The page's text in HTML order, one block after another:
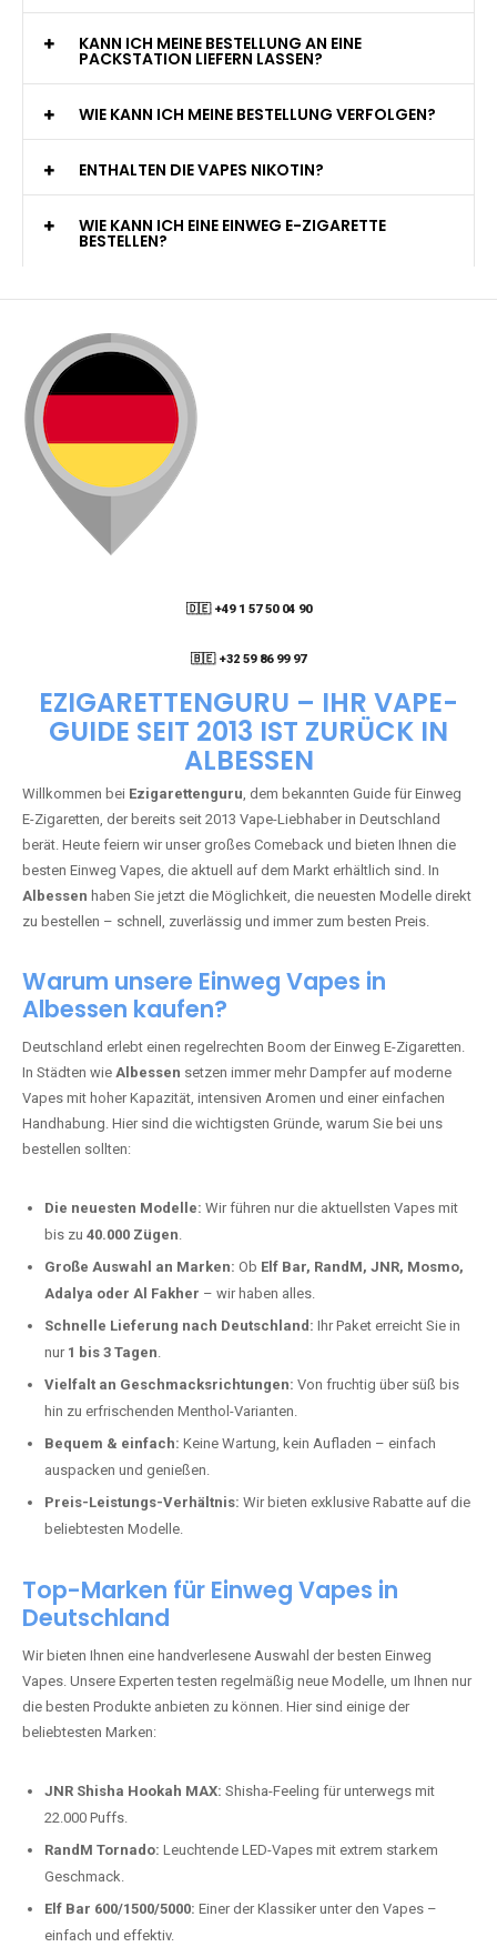
KANN ICH MEINE BESTELLUNG AN EINE
PACKSTATION LIEFERN LASSEN?
WIE KANN ICH MEINE BESTELLUNG VERFOLGEN?
ENTHALTEN DIE VAPES NIKOTIN?
WIE KANN ICH EINE EINWEG E-ZIGARETTE
BESTELLEN?
🇩🇪 +49 1 57 50 04 90
🇧🇪 +32 59 86 99 97
EZIGARETTENGURU – IHR VAPE-
GUIDE SEIT 2013 IST ZURÜCK IN
ALBESSEN
Willkommen bei Ezigarettenguru, dem bekannten Guide für Einweg
E-Zigaretten, der bereits seit 2013 Vape-Liebhaber in Deutschland
berät. Heute feiern wir unser großes Comeback und bieten Ihnen die
besten Einweg Vapes, die aktuell auf dem Markt erhältlich sind. In
Albessen haben Sie jetzt die Möglichkeit, die neuesten Modelle direkt
zu bestellen – schnell, zuverlässig und immer zum besten Preis.
Warum unsere Einweg Vapes in
Albessen kaufen?
Deutschland erlebt einen regelrechten Boom der Einweg E-Zigaretten.
In Städten wie Albessen setzen immer mehr Dampfer auf moderne
Vapes mit hoher Kapazität, intensiven Aromen und einer einfachen
Handhabung. Hier sind die wichtigsten Gründe, warum Sie bei uns
bestellen sollten:
Die neuesten Modelle: Wir führen nur die aktuellsten Vapes mit
bis zu 40.000 Zügen.
Große Auswahl an Marken: Ob Elf Bar, RandM, JNR, Mosmo,
Adalya oder Al Fakher – wir haben alles.
Schnelle Lieferung nach Deutschland: Ihr Paket erreicht Sie in
nur 1 bis 3 Tagen.
Vielfalt an Geschmacksrichtungen: Von fruchtig über süß bis
hin zu erfrischenden Menthol-Varianten.
Bequem & einfach: Keine Wartung, kein Aufladen – einfach
auspacken und genießen.
Preis-Leistungs-Verhältnis: Wir bieten exklusive Rabatte auf die
beliebtesten Modelle.
Top-Marken für Einweg Vapes in
Deutschland
Wir bieten Ihnen eine handverlesene Auswahl der besten Einweg
Vapes. Unsere Experten testen regelmäßig neue Modelle, um Ihnen nur
die besten Produkte anbieten zu können. Hier sind einige der
beliebtesten Marken:
JNR Shisha Hookah MAX: Shisha-Feeling für unterwegs mit
22.000 Puffs.
RandM Tornado: Leuchtende LED-Vapes mit extrem starkem
Geschmack.
Elf Bar 600/1500/5000: Einer der Klassiker unter den Vapes –
einfach und effektiv.